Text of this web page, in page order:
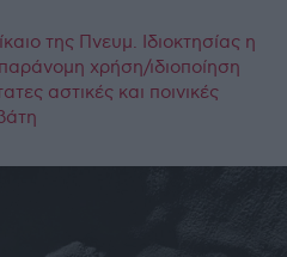
της Πνευμ. Ιδιοκτησίας η
χρήση/ιδιοποίηση
αστικές και ποινικές